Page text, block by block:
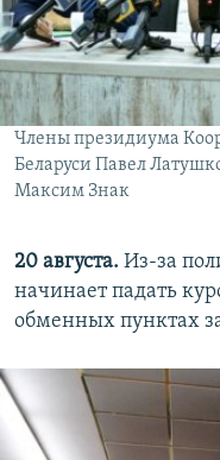
Члены президиума
Беларуси Павел
Максим Знак
20 августа. Из-за
начинает падать
обменных пунктах